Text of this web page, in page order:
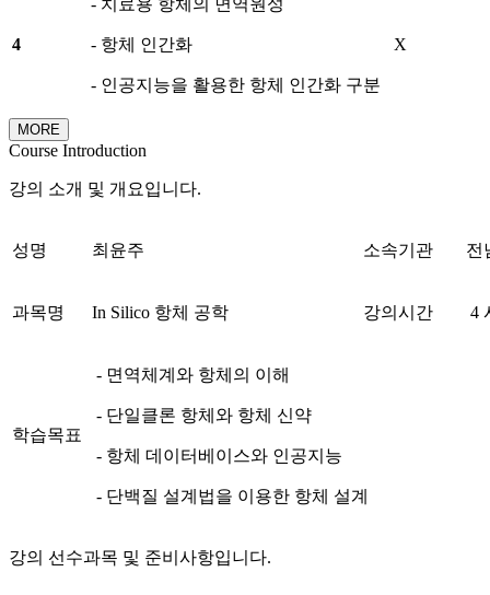
4
- 치료용 항체의 면역원성
- 항체 인간화
- 인공지능을 활용한 항체 인간화 구분
X
MORE
Course Introduction
강의 소개 및 개요입니다.
성명 최윤주 소속기관 전
과목명 In Silico 항체 공학 강의시간 4
학습목표
- 면역체계와 항체의 이해
- 단일클론 항체와 항체 신약
- 항체 데이터베이스와 인공지능
- 단백질 설계법을 이용한 항체 설계
강의 선수과목 및 준비사항입니다.